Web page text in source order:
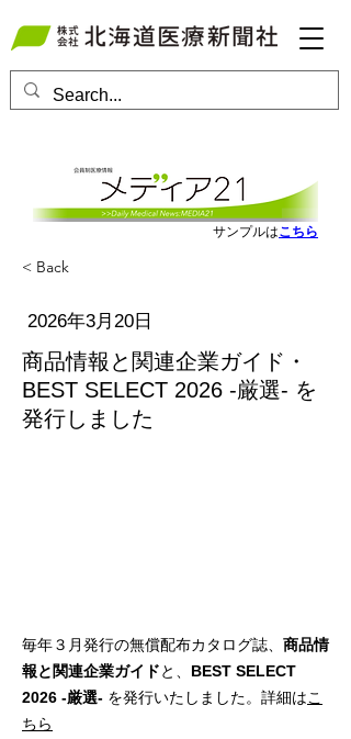
サンプルはこちら
< Back
2026年3月20日
商品情報と関連企業ガイド・
BEST SELECT 2026 -厳選- を
発行しました
毎年３月発行の無償配布カタログ誌、 商品情
報と関連企業ガイドと、 BEST SELECT
2026 -厳選- を発行いたしました。詳細はこ
ちら